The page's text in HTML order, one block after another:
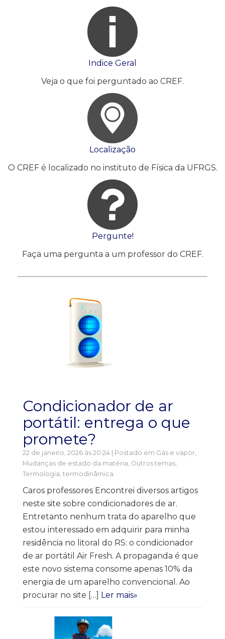
Indice Geral
Veja o que foi perguntado ao CREF.
Localização
O CREF é localizado no instituto de Física da UFRGS.
Pergunte!
Faça uma pergunta a um professor do CREF.
Condicionador de ar
portátil: entrega o que
promete?
22 de janeiro, 2026 às 20:24 | Postado em Gás e vapor
Mudanças de estado da matéria Outros temas
Termologia, termodinâmica
Caros professores Encontrei diversos artigos
neste site sobre condicionadores de ar.
Entretanto nenhum trata do aparelho que
estou interessado em adquirir para minha
residência no litoral do RS: o condicionador
de ar portátil Air Fresh. A propaganda é que
este novo sistema consome apenas 10% da
energia de um aparelho convencional. Ao
procurar no site […] Ler mais»